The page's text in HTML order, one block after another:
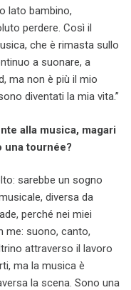
lato bambino,
perdere. Così il
che è rimasta sullo
a suonare, a
ma non è più il mio
diventati la mia vita.”
alla musica, magari
una tournée?
sarebbe un sogno
diversa da
perché nei miei
me: suono, canto,
attraverso il lavoro
ma la musica è
la scena. Sono una